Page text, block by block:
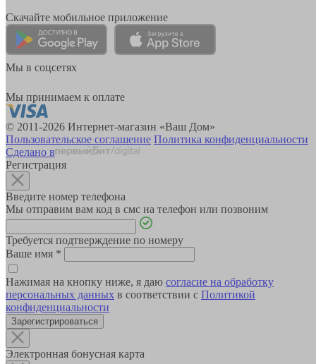
Скачайте мобильное приложение
Мы в соцсетях
Мы принимаем к оплате
© 2011-2026 Интернет-магазин «Ваш Дом»
Пользовательское соглашение Политика конфиденциальности
Сделано в
Регистрация
Введите номер телефона
Мы отправим вам код в смс на телефон или позвоним
Требуется подтверждение по номеру
Ваше имя *
Нажимая на кнопку ниже, я даю согласие на обработку
персональных данных в соответствии с Политикой
конфиденциальности
Зарегистрироваться
Электронная бонусная карта